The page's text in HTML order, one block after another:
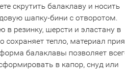
скрутить балаклаву и носить
шапку-бини с отворотом.
в резинку, шерсти и эластану в
сохраняет тепло, материал
балаклавы позволяет
в капор, снуд или